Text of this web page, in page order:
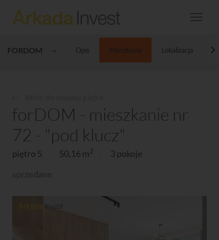
FORDOM Opis Mieszkania Lokalizacja
forDOM - mieszkanie nr
72 - "pod klucz"
piętro 5 50,16 m2
3 pokoje